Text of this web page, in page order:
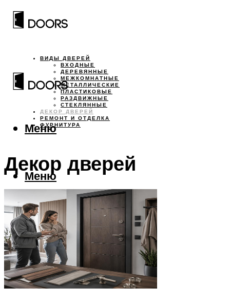
ВИДЫ ДВЕРЕЙ
ВХОДНЫЕ
ДЕРЕВЯННЫЕ
МЕЖКОМНАТНЫЕ
МЕТАЛЛИЧЕСКИЕ
ПЛАСТИКОВЫЕ
РАЗДВИЖНЫЕ
СТЕКЛЯННЫЕ
ДЕКОР ДВЕРЕЙ
РЕМОНТ И ОТДЕЛКА
ФУРНИТУРА
Меню
Меню
Декор дверей